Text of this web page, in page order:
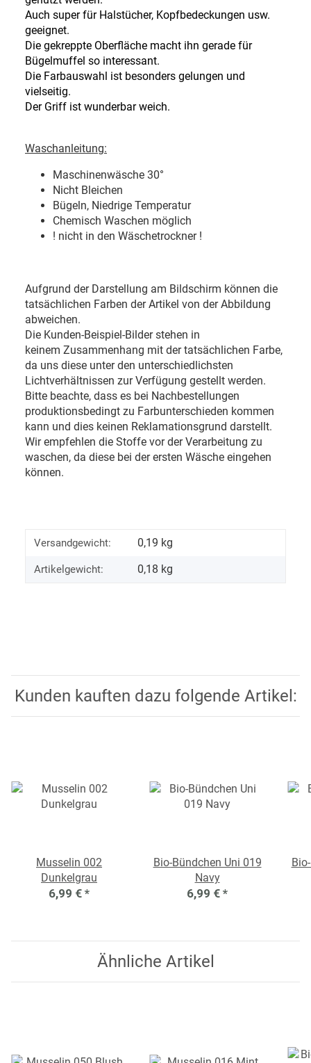
Auch super für Halstücher, Kopfbedeckungen usw.
geeignet.
Die gekreppte Oberfläche macht ihn gerade für
Bügelmuffel so interessant.
Die Farbauswahl ist besonders gelungen und
vielseitig.
Der Griff ist wunderbar weich.
Waschanleitung:
Maschinenwäsche 30°
Nicht Bleichen
Bügeln, Niedrige Temperatur
Chemisch Waschen möglich
! nicht in den Wäschetrockner !
Aufgrund der Darstellung am Bildschirm können die
tatsächlichen Farben der Artikel von der Abbildung
abweichen.
Die Kunden-Beispiel-Bilder stehen in
keinem Zusammenhang mit der tatsächlichen Farbe,
da uns diese unter den unterschiedlichsten
Lichtverhältnissen zur Verfügung gestellt werden.
Bitte beachte, dass es bei Nachbestellungen
produktionsbedingt zu Farbunterschieden kommen
kann und dies keinen Reklamationsgrund darstellt.
Wir empfehlen die Stoffe vor der Verarbeitung zu
waschen, da diese bei der ersten Wäsche eingehen
können.
Versandgewicht: 0,19 kg
Artikelgewicht: 0,18 kg
Kunden kauften dazu folgende Artikel:
Musselin 002
Dunkelgrau
6,99 € *
Bio-Bündchen Uni 019
Navy
6,99 € *
Ähnliche Artikel